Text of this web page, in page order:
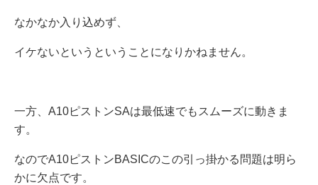
なかなか入り込めず、
イケないというということになりかねません。
一方、A10ピストンSAは最低速でもスムーズに動きま
す。
なのでA10ピストンBASICのこの引っ掛かる問題は明ら
かに欠点です。